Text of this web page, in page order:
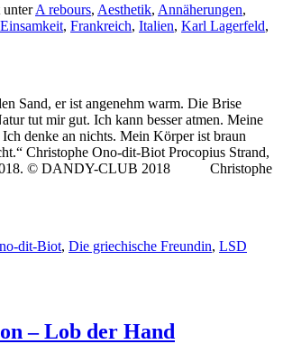
unterA rebours, Aesthetik, Annäherungen,
Einsamkeit, Frankreich, Italien, Karl Lagerfeld,
Sand, er ist angenehm warm. Die Brise
tut mir gut. Ich kann besser atmen. Meine
denke an nichts. Mein Körper ist braun
Christophe Ono-dit-Biot Procopius Strand,
2018. © DANDY-CLUB 2018 Christophe
dit-Biot, Die griechische Freundin, LSD
– Lob der Hand